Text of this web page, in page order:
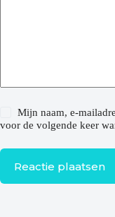
Mijn naam, e-
voor de volgende keer
Reactie plaatsen